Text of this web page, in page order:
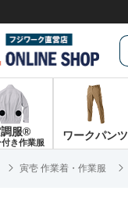
服®
付き作業服
ワークパンツ
寅壱 作業着・作業服